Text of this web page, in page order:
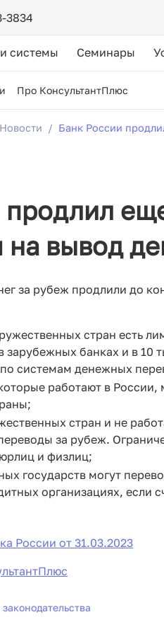
3834
системы Семинары
Про КонсультантПлюс
Новости Банк России
на вывод
за рубеж продлили до
стран есть
зарубежных банках и в 10
системам денежных
работают в России,
стран и не
за рубеж.
и физлиц;
государств могут
организациях, если
России от 31.03.2023